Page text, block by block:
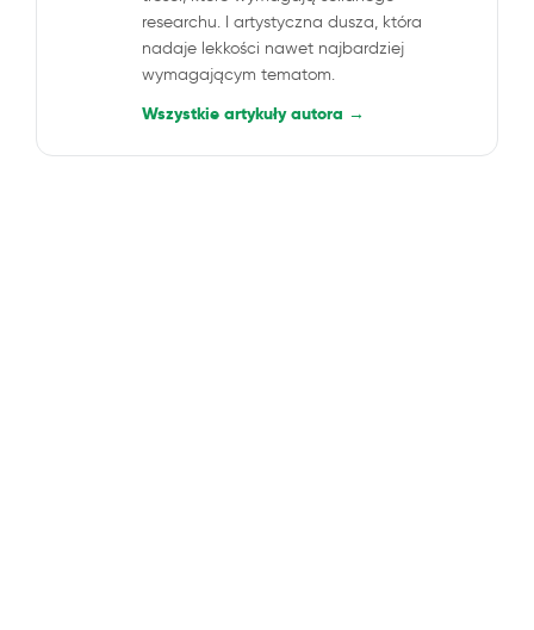
researchu. I artystyczna dusza, która
nadaje lekkości nawet najbardziej
wymagającym tematom.
Wszystkie artykuły autora →